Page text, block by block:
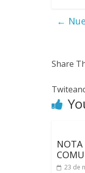
←
Share
NOTA
23 de